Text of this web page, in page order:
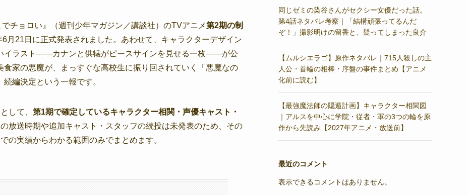
チョロい』（週刊少年マガジン／講談社）のTVアニメ第2期の制
月21日に正式発表されました。あわせて、キャラクターデザイン
イラスト——カナンと供犠がピースサインを見せる一枚——が公
家の悪魔が、まっすぐな高校生に振り回されていく「悪魔なの
編決定という一報です。
して、 第1期で確定しているキャラクター相関・声優キャスト・
放送時期や追加キャスト・スタッフの続投は未発表のため、その
の実績からわかる範囲のみでまとめます。
同じゼミの染谷さんがセクシー女優だった話。
第4話ネタバレ考察｜「結構頑張ってるんだ
ぞ！」撮影明けの留香と、疑ってしまった良介
【ムルシエラゴ】原作ネタバレ｜715人殺しの主
人公・首輪の相棒・序盤の事件まとめ【アニメ
化前に読む】
【最強魔法師の隠遁計画】キャラクター相関図
｜アルスを中心に学院・従者・軍の3つの輪を原
作から先読み【2027年アニメ・放送前】
最近のコメント
表示できるコメントはありません。